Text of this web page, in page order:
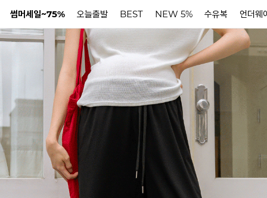
썸머세일~75% 오늘출발 BEST NEW 5% 수유복 언더웨